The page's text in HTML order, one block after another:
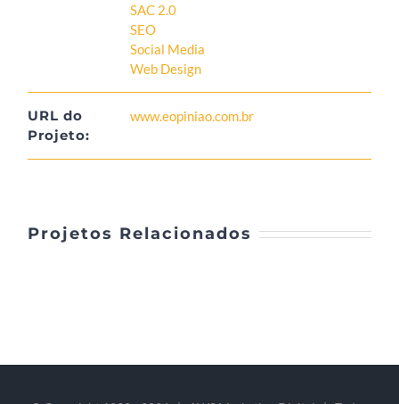
SAC 2.0
SEO
Social Media
Web Design
URL do
Projeto:
www.eopiniao.com.br
Projetos Relacionados